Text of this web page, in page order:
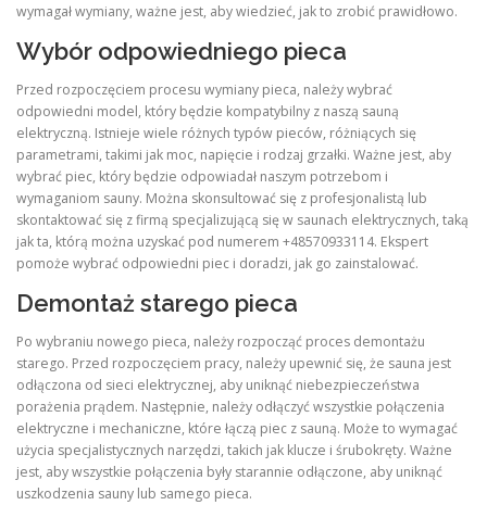
wymagał wymiany, ważne jest, aby wiedzieć, jak to zrobić prawidłowo.
Wybór odpowiedniego pieca
Przed rozpoczęciem procesu wymiany pieca, należy wybrać
odpowiedni model, który będzie kompatybilny z naszą sauną
elektryczną. Istnieje wiele różnych typów pieców, różniących się
parametrami, takimi jak moc, napięcie i rodzaj grzałki. Ważne jest, aby
wybrać piec, który będzie odpowiadał naszym potrzebom i
wymaganiom sauny. Można skonsultować się z profesjonalistą lub
skontaktować się z firmą specjalizującą się w saunach elektrycznych, taką
jak ta, którą można uzyskać pod numerem +48570933114. Ekspert
pomoże wybrać odpowiedni piec i doradzi, jak go zainstalować.
Demontaż starego pieca
Po wybraniu nowego pieca, należy rozpocząć proces demontażu
starego. Przed rozpoczęciem pracy, należy upewnić się, że sauna jest
odłączona od sieci elektrycznej, aby uniknąć niebezpieczeństwa
porażenia prądem. Następnie, należy odłączyć wszystkie połączenia
elektryczne i mechaniczne, które łączą piec z sauną. Może to wymagać
użycia specjalistycznych narzędzi, takich jak klucze i śrubokręty. Ważne
jest, aby wszystkie połączenia były starannie odłączone, aby uniknąć
uszkodzenia sauny lub samego pieca.